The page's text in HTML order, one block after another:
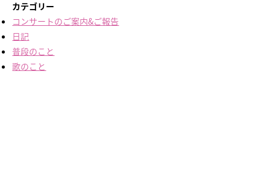
ー
カ
イ
ブ
カテゴリー
コンサートのご案内&ご報告
日記
普段のこと
歌のこと